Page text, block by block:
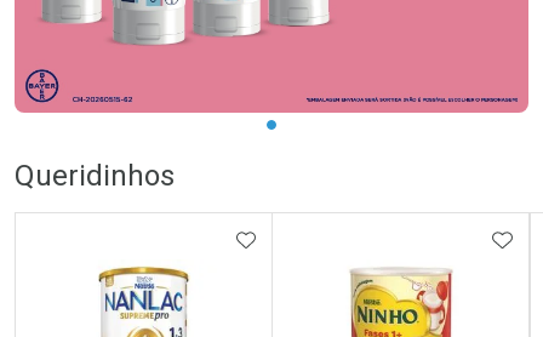
Queridinhos
ADICIONAR AOS FAVORITOS